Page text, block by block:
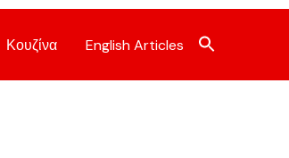
Κουζίνα English Articles